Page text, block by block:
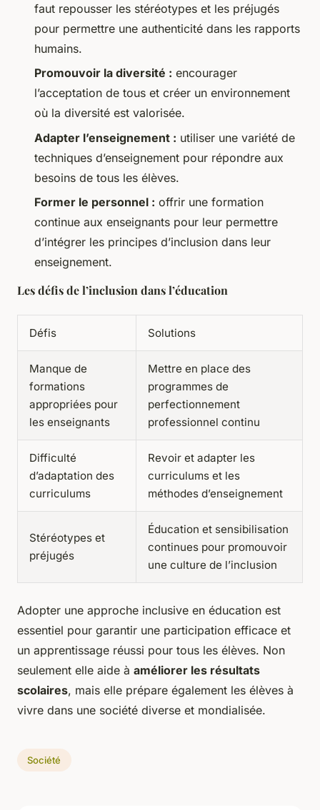
faut repousser les stéréotypes et les préjugés
pour permettre une authenticité dans les rapports
humains.
Promouvoir la diversité : encourager
l’acceptation de tous et créer un environnement
où la diversité est valorisée.
Adapter l’enseignement : utiliser une variété de
techniques d’enseignement pour répondre aux
besoins de tous les élèves.
Former le personnel : offrir une formation
continue aux enseignants pour leur permettre
d’intégrer les principes d’inclusion dans leur
enseignement.
Les défis de l’inclusion dans l’éducation
Défis Solutions
Manque de
formations
appropriées pour
les enseignants
Mettre en place des
programmes de
perfectionnement
professionnel continu
Difficulté
d’adaptation des
curriculums
Revoir et adapter les
curriculums et les
méthodes d’enseignement
Stéréotypes et
préjugés
Éducation et sensibilisation
continues pour promouvoir
une culture de l’inclusion
Adopter une approche inclusive en éducation est
essentiel pour garantir une participation efficace et
un apprentissage réussi pour tous les élèves. Non
seulement elle aide à améliorer les résultats
scolaires, mais elle prépare également les élèves à
vivre dans une société diverse et mondialisée.
Société